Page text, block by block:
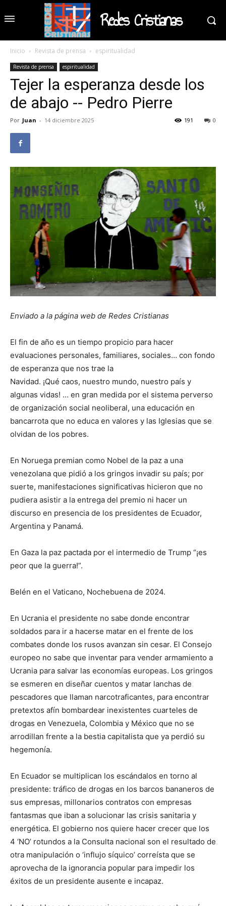
Redes Cristianas
Inicio Revista de prensa espiritualidad
Revista de prensa espiritualidad
Tejer la esperanza desde los
de abajo -- Pedro Pierre
Por Juan - 14 diciembre 2025 0
191
Enviado a la página web de Redes Cristianas
El fin de año es un tiempo propicio para hacer
evaluaciones personales, familiares, sociales… con fondo
de esperanza que nos trae la
Navidad. ¡Qué caos, nuestro mundo, nuestro país y
algunas vidas! … en gran medida por el sistema perverso
de organización social neoliberal, una educación en
bancarrota que no educa en valores y las Iglesias que se
olvidan de los pobres.
En Noruega premian como Nobel de la paz a una
venezolana que pidió a los gringos invadir su país; por
suerte, manifestaciones significativas hicieron que no
pudiera asistir a la entrega del premio ni hacer un
discurso en presencia de los presidentes de Ecuador,
Argentina y Panamá.
En Gaza la paz pactada por el intermedio de Trump “¡es
peor que la guerra!”.
Belén en el Vaticano, Nochebuena de 2024.
En Ucrania el presidente no sabe donde encontrar
soldados para ir a hacerse matar en el frente de los
combates donde los rusos avanzan sin cesar. El Consejo
europeo no sabe que inventar para vender armamiento a
Ucrania para salvar las economías europeas. Los gringos
se esmeren en diseñar cuentos y matar lanchas de
pescadores que llaman narcotraficantes, para encontrar
pretextos afín bombardear inexistentes cuarteles de
drogas en Venezuela, Colombia y México que no se
arrodillan frente a la bestia capitalista que ya perdió su
hegemonía.
En Ecuador se multiplican los escándalos en torno al
presidente: tráfico de drogas en los barcos bananeros de
sus empresas, millonarios contratos con empresas
fantasmas que iban a solucionar las crisis sanitaria y
energética. El gobierno nos quiere hacer crecer que los
4 ‘NO’ rotundos a la Consulta nacional son el resultado de
otra manipulación o ‘influjo síquico’ correísta que se
aprovecha de la ignorancia popular para impedir los
éxitos de un presidente ausente e incapaz.